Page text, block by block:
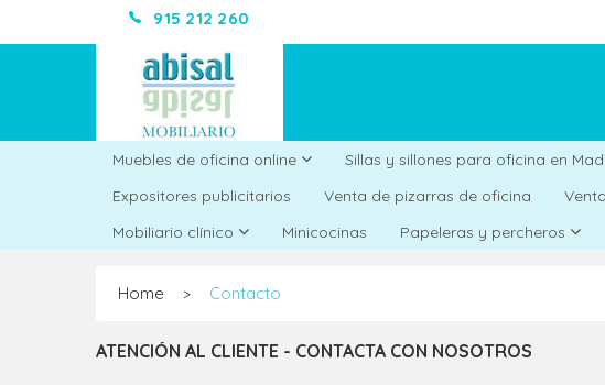
915 212 260
Muebles de oficina online Sillas y sillones para oficina en
Expositores publicitarios
Venta de pizarras de oficina
Mobiliario clínico
Minicocinas Papeleras y percheros
Home > Contacto
ATENCIÓN AL CLIENTE - CONTACTA CON NOSOTROS